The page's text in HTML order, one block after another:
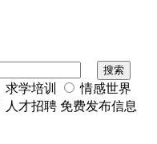
求学培训
情感世界
人才招聘 免费发布信息